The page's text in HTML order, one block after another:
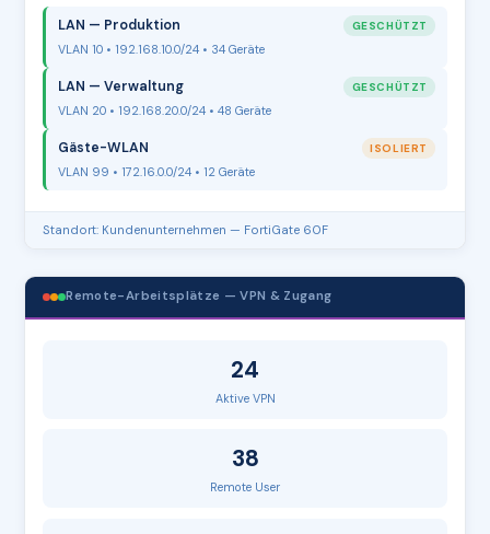
LAN — Produktion GESCHÜTZT
VLAN 10 • 192.168.10.0/24 • 34 Geräte
LAN — Verwaltung GESCHÜTZT
VLAN 20 • 192.168.20.0/24 • 48 Geräte
Gäste-WLAN ISOLIERT
VLAN 99 • 172.16.0.0/24 • 12 Geräte
Standort: Kundenunternehmen — FortiGate 60F
Remote-Arbeitsplätze — VPN & Zugang
24
Aktive VPN
38
Remote User